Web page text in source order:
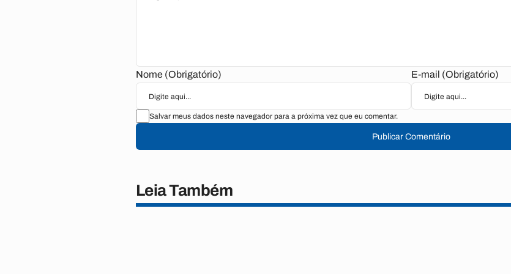
Nome (Obrigatório) E-mail (Obrigatório)
Salvar meus dados neste navegador para a próxima vez que eu comentar.
Publicar Comentário
Leia Também